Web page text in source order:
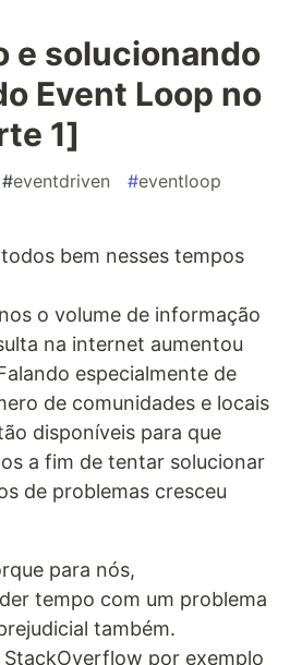
e solucionando
Event Loop no
1]
#eventdriven #eventloop
bem nesses tempos
o volume de informação
na internet aumentou
especialmente de
de comunidades e locais
disponíveis para que
a fim de tentar solucionar
de problemas cresceu
para nós,
tempo com um problema
também.
por exemplo